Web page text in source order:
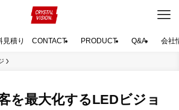
見積り CONTACT PRODUCT Q&A 会社
を最大化するLEDビジョ